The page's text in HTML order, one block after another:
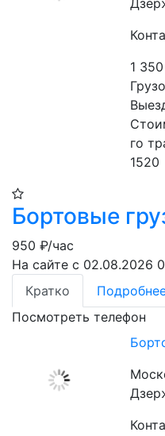
1
го
1520
Бортовые
950 ₽/час
На сайте с 02.08.2026
Кратко
Посмотреть телефон